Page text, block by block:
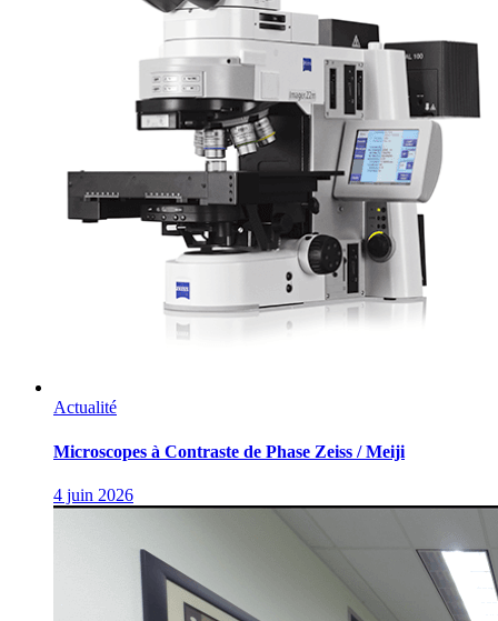
Actualité
Microscopes à Contraste de Phase Zeiss / Meiji
4 juin 2026